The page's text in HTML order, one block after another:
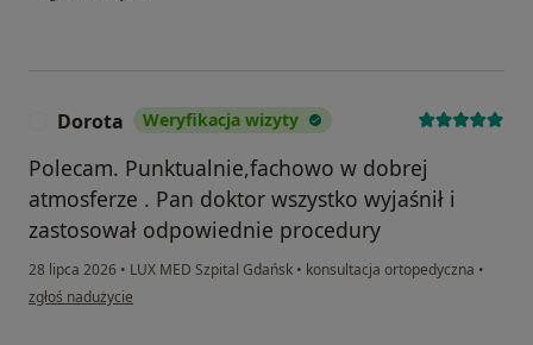
Dorota Weryfikacja wizyty
Polecam. Punktualnie,fachowo w dobrej
atmosferze . Pan doktor wszystko wyjaśnił i
zastosował odpowiednie procedury
28 lipca 2026 • LUX MED Szpital Gdańsk • konsultacja ortopedyczna •
w opinii użytkownika Dorota
zgłoś nadużycie